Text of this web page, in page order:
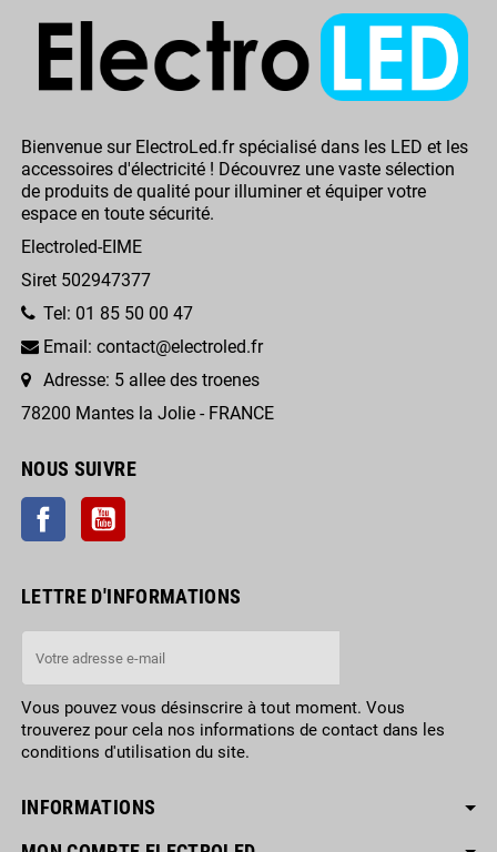
Bienvenue sur ElectroLed.fr spécialisé dans les LED et les
accessoires d'électricité ! Découvrez une vaste sélection
de produits de qualité pour illuminer et équiper votre
espace en toute sécurité.
Electroled-EIME
Siret 502947377
Tel: 01 85 50 00 47
Email: contact@electroled.fr
Adresse: 5 allee des troenes
78200 Mantes la Jolie - FRANCE
NOUS SUIVRE
FacebookYouTube
LETTRE D'INFORMATIONS
Vous pouvez vous désinscrire à tout moment. Vous
trouverez pour cela nos informations de contact dans les
conditions d'utilisation du site.
INFORMATIONS